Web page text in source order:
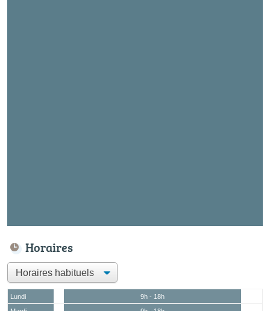
Horaires
Lundi
9h - 18h